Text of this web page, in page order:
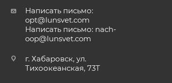
Написать письмо:
opt@lunsvet.com
Написать письмо: nach-
oop@lunsvet.com
г. Хабаровск, ул.
Тихоокеанская, 73Т